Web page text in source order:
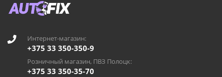
Интернет-магазин:
+375 33 350-350-9
Розничный магазин, ПВЗ Полоцк:
+375 33 350-35-70